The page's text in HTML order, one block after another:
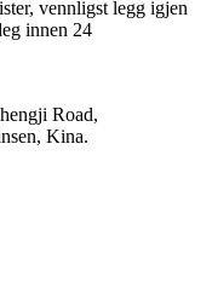
vennligst legg igjen
innen 24
Road,
Kina.